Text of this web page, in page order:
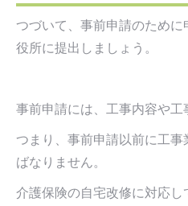
つづいて、事前申請のため
役所に提出しましょう。
事前申請には、工事内容や工
つまり、事前申請以前に工
ばなりません。
介護保険の自宅改修に対応